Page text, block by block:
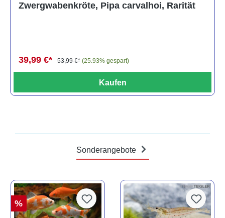
Zwergwabenkröte, Pipa carvalhoi, Rarität
39,99 €* 53,99 €* (25.93% gespart)
Kaufen
Sonderangebote
%